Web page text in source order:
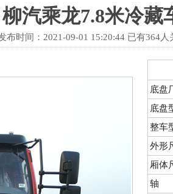
柳汽乘龙7.8米冷藏
布时间： 2021-09-01 15:20:44 已有364人
底盘
底盘
整车
外形
厢体
轴